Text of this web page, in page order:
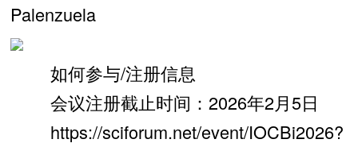
Palenzuela
如何参与/注册信息
会议注册截止时间：2026年2月5日
https://sciforum.net/event/IOCBi2026?